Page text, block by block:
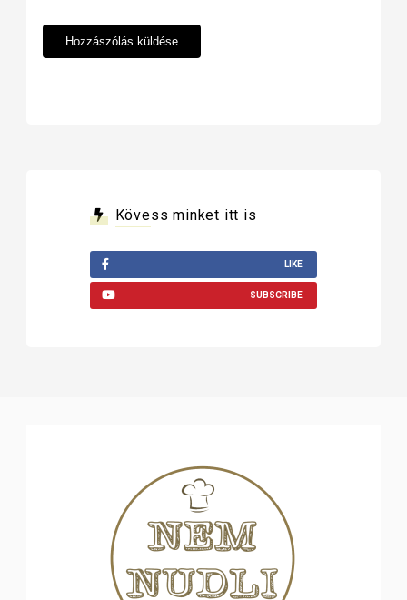
Kövess minket itt is
LIKE
SUBSCRIBE